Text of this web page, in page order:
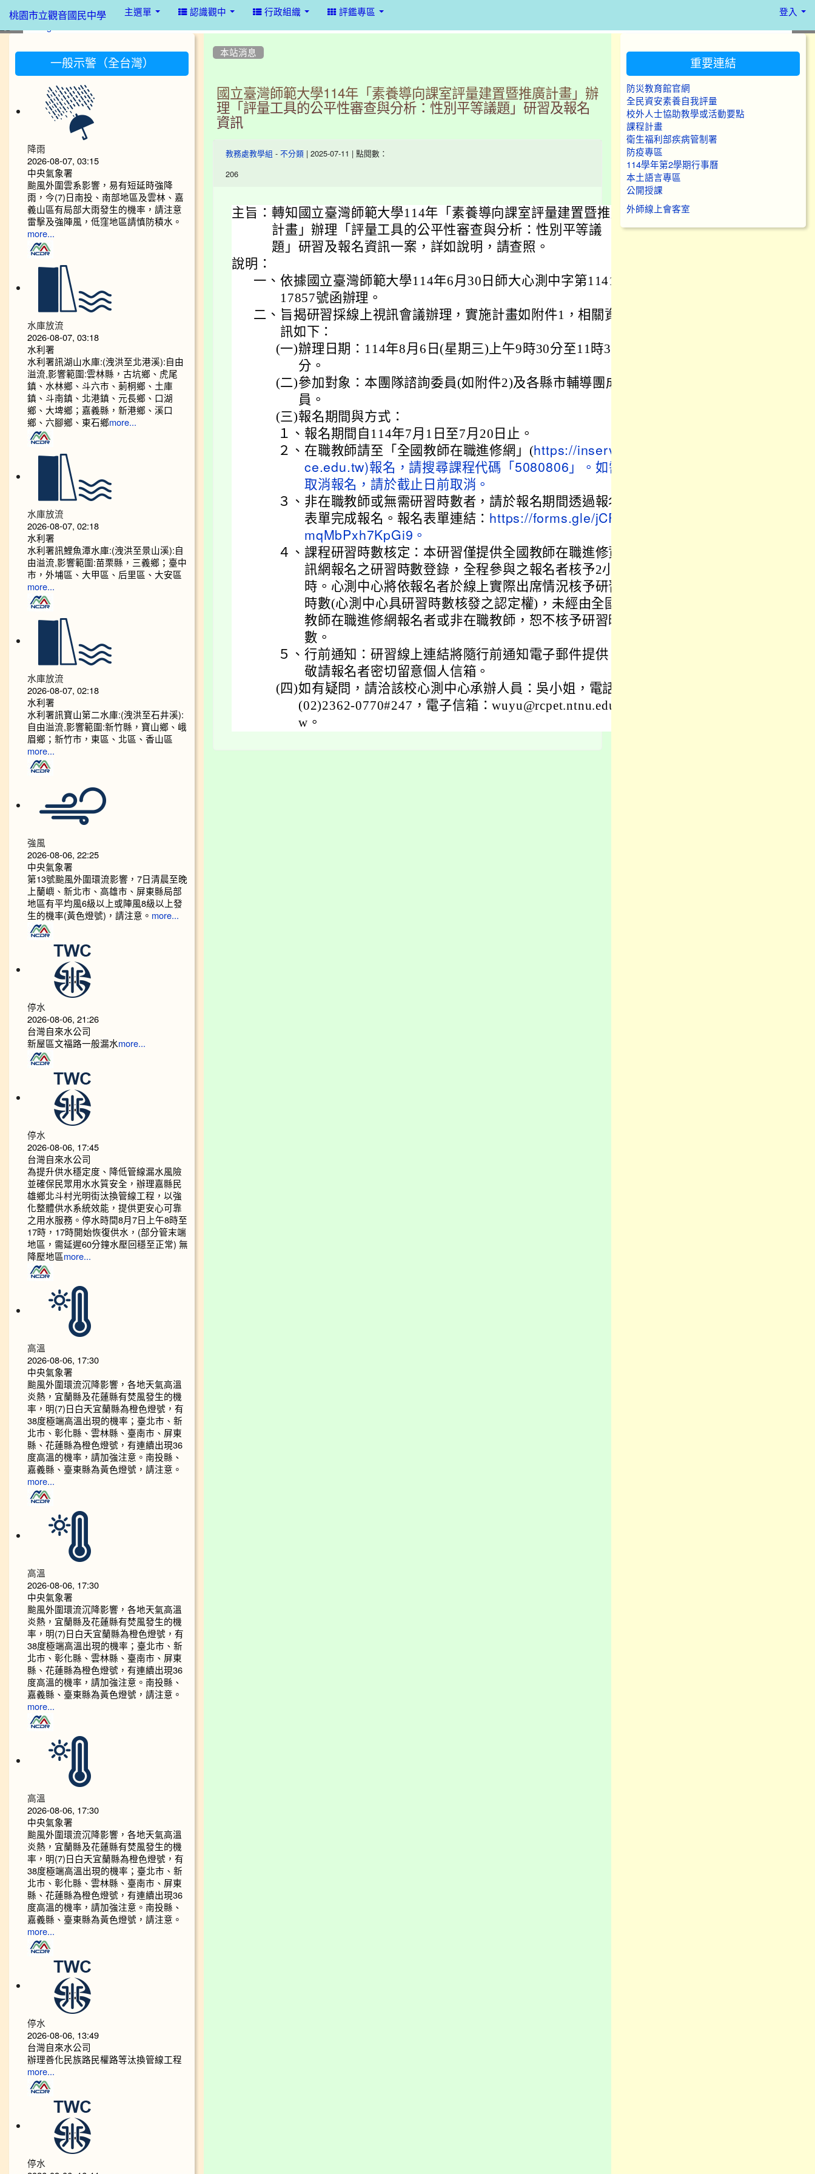
桃園市立觀音國民中學 主選單 認識觀中 行政組織 評鑑專區 登入
本站消息
國立臺灣師範大學114年「素養導向課室評量建置暨推廣計畫」辦
理「評量工具的公平性審查與分析：性別平等議題」研習及報名
資訊
教務處教學組 - 不分類 | 2025-07-11 | 點閱數：
206
主旨： 轉知國立臺灣師範大學114年「素養導向課室評量建置暨推廣
計畫」辦理「評量工具的公平性審查與分析：性別平等議
題」研習及報名資訊一案，詳如說明，請查照。
說明：
一、 依據國立臺灣師範大學114年6月30日師大心測中字第11410
17857號函辦理。
二、 旨揭研習採線上視訊會議辦理，實施計畫如附件1，相關資
訊如下：
(一)辦理日期：114年8月6日(星期三)上午9時30分至11時30
分。
(二)參加對象：本團隊諮詢委員(如附件2)及各縣市輔導團成
員。
(三)報名期間與方式：
１、 報名期間自114年7月1日至7月20日止。
２、 在職教師請至「全國教師在職進修網」(https://inservi
ce.edu.tw)報名，請搜尋課程代碼「5080806」。如需
取消報名，請於截止日前取消。
３、 非在職教師或無需研習時數者，請於報名期間透過報名
表單完成報名。報名表單連結： https://forms.gle/jCF2
mqMbPxh7KpGi9。
４、 課程研習時數核定：本研習僅提供全國教師在職進修資
訊網報名之研習時數登錄，全程參與之報名者核予2小
時。心測中心將依報名者於線上實際出席情況核予研習
時數(心測中心具研習時數核發之認定權)，未經由全國
教師在職進修網報名者或非在職教師，恕不核予研習時
數。
５、 行前通知：研習線上連結將隨行前通知電子郵件提供，
敬請報名者密切留意個人信箱。
(四)如有疑問，請洽該校心測中心承辦人員：吳小姐，電話
(02)2362-0770#247，電子信箱：wuyu@rcpet.ntnu.edu.t
w。
一般示警（全台灣）
降雨
2026-08-07, 03:15
中央氣象署
颱風外圍雲系影響，易有短延時強降
雨，今(7)日南投、南部地區及雲林、嘉
義山區有局部大雨發生的機率，請注意
雷擊及強陣風，低窪地區請慎防積水。
more...
水庫放流
2026-08-07, 03:18
水利署
水利署訊湖山水庫:(洩洪至北港溪):自由
溢流,影響範圍:雲林縣，古坑鄉、虎尾
鎮、水林鄉、斗六市、莿桐鄉、土庫
鎮、斗南鎮、北港鎮、元長鄉、口湖
鄉、大埤鄉；嘉義縣，新港鄉、溪口
鄉、六腳鄉、東石鄉more...
水庫放流
2026-08-07, 02:18
水利署
水利署訊鯉魚潭水庫:(洩洪至景山溪):自
由溢流,影響範圍:苗栗縣，三義鄉；臺中
市，外埔區、大甲區、后里區、大安區
more...
水庫放流
2026-08-07, 02:18
水利署
水利署訊寶山第二水庫:(洩洪至石井溪):
自由溢流,影響範圍:新竹縣，寶山鄉、峨
眉鄉；新竹市，東區、北區、香山區
more...
強風
2026-08-06, 22:25
中央氣象署
第13號颱風外圍環流影響，7日清晨至晚
上蘭嶼、新北市、高雄市、屏東縣局部
地區有平均風6級以上或陣風8級以上發
生的機率(黃色燈號)，請注意。 more...
停水
2026-08-06, 21:26
台灣自來水公司
新屋區文福路一般漏水more...
停水
2026-08-06, 17:45
台灣自來水公司
為提升供水穩定度、降低管線漏水風險
並確保民眾用水水質安全，辦理嘉縣民
雄鄉北斗村光明街汰換管線工程，以強
化整體供水系統效能，提供更安心可靠
之用水服務。停水時間8月7日上午8時至
17時，17時開始恢復供水，(部分管末端
地區，需延遲60分鐘水壓回穩至正常) 無
降壓地區more...
高溫
2026-08-06, 17:30
中央氣象署
颱風外圍環流沉降影響，各地天氣高溫
炎熱，宜蘭縣及花蓮縣有焚風發生的機
率，明(7)日白天宜蘭縣為橙色燈號，有
38度極端高溫出現的機率；臺北市、新
北市、彰化縣、雲林縣、臺南市、屏東
縣、花蓮縣為橙色燈號，有連續出現36
度高溫的機率，請加強注意。南投縣、
嘉義縣、臺東縣為黃色燈號，請注意。
more...
高溫
2026-08-06, 17:30
中央氣象署
颱風外圍環流沉降影響，各地天氣高溫
炎熱，宜蘭縣及花蓮縣有焚風發生的機
率，明(7)日白天宜蘭縣為橙色燈號，有
38度極端高溫出現的機率；臺北市、新
北市、彰化縣、雲林縣、臺南市、屏東
縣、花蓮縣為橙色燈號，有連續出現36
度高溫的機率，請加強注意。南投縣、
嘉義縣、臺東縣為黃色燈號，請注意。
more...
高溫
2026-08-06, 17:30
中央氣象署
颱風外圍環流沉降影響，各地天氣高溫
炎熱，宜蘭縣及花蓮縣有焚風發生的機
率，明(7)日白天宜蘭縣為橙色燈號，有
38度極端高溫出現的機率；臺北市、新
北市、彰化縣、雲林縣、臺南市、屏東
縣、花蓮縣為橙色燈號，有連續出現36
度高溫的機率，請加強注意。南投縣、
嘉義縣、臺東縣為黃色燈號，請注意。
more...
停水
2026-08-06, 13:49
台灣自來水公司
辦理善化民族路民權路等汰換管線工程
more...
停水
重要連結
防災教育館官網
全民資安素養自我評量
校外人士協助教學或活動要點
課程計畫
衛生福利部疾病管制署
防疫專區
114學年第2學期行事曆
本土語言專區
公開授課
外師線上會客室